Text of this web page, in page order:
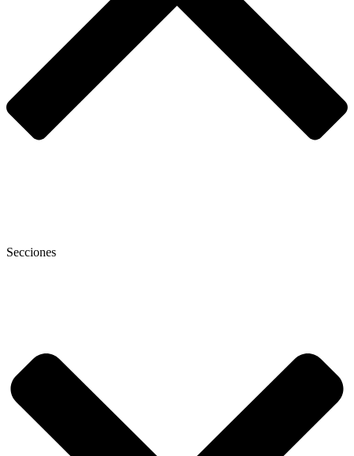
Secciones